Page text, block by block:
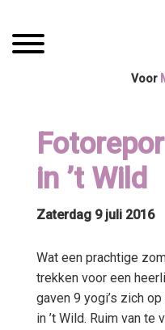
naar
de
naar
de
Toggle navigation
Voor
in ’t Wild
Zaterdag 9 juli 2016
Wat een prachtige
trekken voor een
gaven 9 yogi’s zich
in ’t Wild. Ruim van